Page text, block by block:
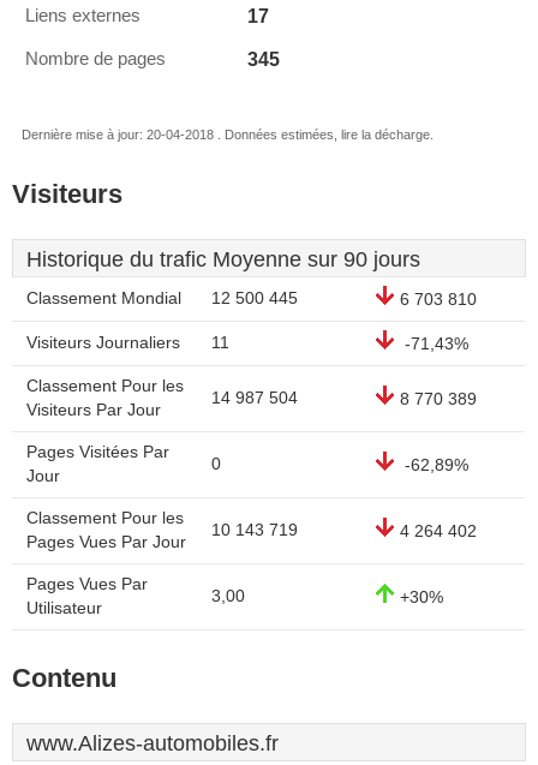
Liens externes 17
Nombre de pages 345
Dernière mise à jour: 20-04-2018 . Données estimées, lire la décharge.
Visiteurs
Historique du trafic Moyenne sur 90 jours
Classement Mondial 12 500 445 6 703 810
Visiteurs Journaliers 11 -71,43%
Classement Pour les
Visiteurs Par Jour
14 987 504 8 770 389
Pages Visitées Par
Jour
0 -62,89%
Classement Pour les
Pages Vues Par Jour
10 143 719 4 264 402
Pages Vues Par
Utilisateur
3,00 +30%
Contenu
www.Alizes-automobiles.fr